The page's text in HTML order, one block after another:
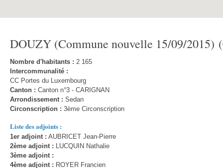
DOUZY (Commune nouvelle 15/09/2015)
Nombre d'habitants : 2 165
Intercommunalité :
CC Portes du Luxembourg
Canton : Canton n°3 - CARIGNAN
Arrondissement : Sedan
Circonscription : 3ème Circonscription
Liste des adjoints :
1er adjoint : AUBRICET Jean-Pierre
2ème adjoint : LUCQUIN Nathalie
3ème adjoint :
4ème adjoint : ROYER Francien